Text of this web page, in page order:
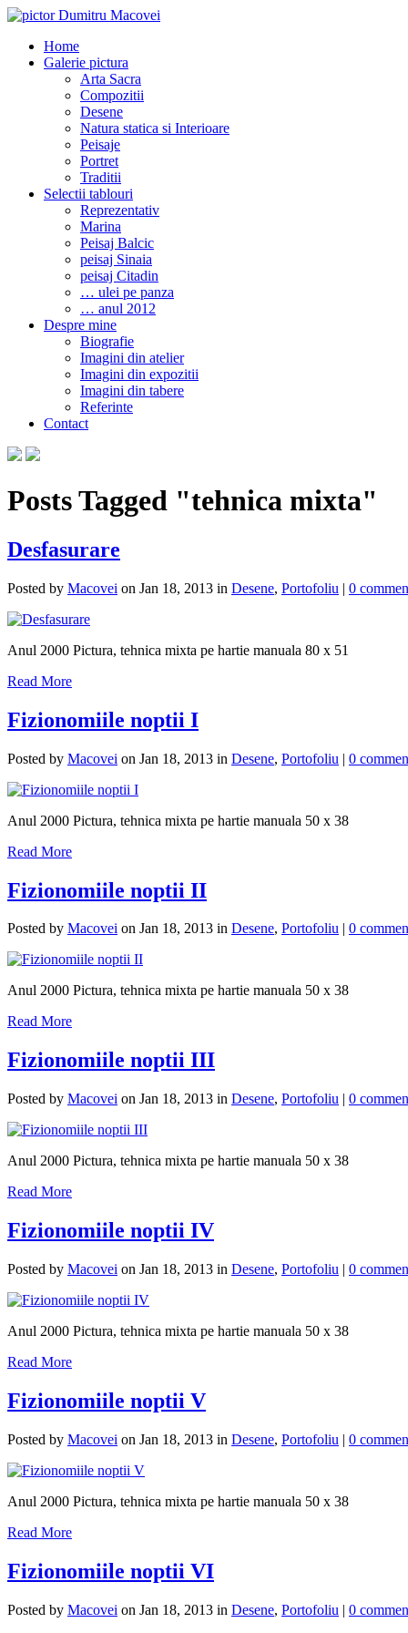
Home
Galerie pictura
Arta Sacra
Compozitii
Desene
Natura statica si Interioare
Peisaje
Portret
Traditii
Selectii tablouri
Reprezentativ
Marina
Peisaj Balcic
peisaj Sinaia
peisaj Citadin
… ulei pe panza
… anul 2012
Despre mine
Biografie
Imagini din atelier
Imagini din expozitii
Imagini din tabere
Referinte
Contact
Posts Tagged "tehnica mixta"
Desfasurare
Posted by Macovei on Jan 18, 2013 in Desene, Portofoliu | 0
Anul 2000 Pictura, tehnica mixta pe hartie manuala 80 x 51
Read More
Fizionomiile noptii I
Posted by Macovei on Jan 18, 2013 in Desene, Portofoliu | 0
Anul 2000 Pictura, tehnica mixta pe hartie manuala 50 x 38
Read More
Fizionomiile noptii II
Posted by Macovei on Jan 18, 2013 in Desene, Portofoliu | 0
Anul 2000 Pictura, tehnica mixta pe hartie manuala 50 x 38
Read More
Fizionomiile noptii III
Posted by Macovei on Jan 18, 2013 in Desene, Portofoliu | 0
Anul 2000 Pictura, tehnica mixta pe hartie manuala 50 x 38
Read More
Fizionomiile noptii IV
Posted by Macovei on Jan 18, 2013 in Desene, Portofoliu | 0
Anul 2000 Pictura, tehnica mixta pe hartie manuala 50 x 38
Read More
Fizionomiile noptii V
Posted by Macovei on Jan 18, 2013 in Desene, Portofoliu | 0
Anul 2000 Pictura, tehnica mixta pe hartie manuala 50 x 38
Read More
Fizionomiile noptii VI
Posted by Macovei on Jan 18, 2013 in Desene, Portofoliu | 0